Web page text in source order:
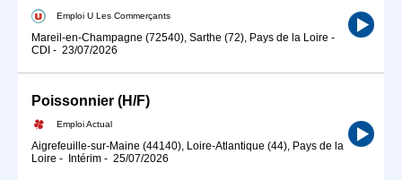
Emploi U Les Commerçants
Mareil-en-Champagne (72540), Sarthe (72), Pays de la Loire -
CDI - 23/07/2026
Poissonnier (H/F)
Emploi Actual
Aigrefeuille-sur-Maine (44140), Loire-Atlantique (44), Pays de la
Loire - Intérim - 25/07/2026